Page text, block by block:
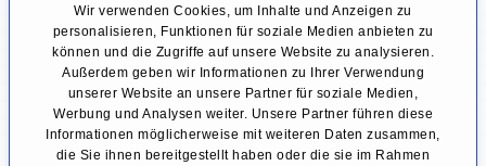
Wir verwenden Cookies, um Inhalte und Anzeigen zu
personalisieren, Funktionen für soziale Medien anbieten zu
können und die Zugriffe auf unsere Website zu analysieren.
Außerdem geben wir Informationen zu Ihrer Verwendung
unserer Website an unsere Partner für soziale Medien,
Werbung und Analysen weiter. Unsere Partner führen diese
Informationen möglicherweise mit weiteren Daten zusammen,
die Sie ihnen bereitgestellt haben oder die sie im Rahmen
untersuchen erfolgt zuerst ein ausführliches
Aufnahmegespräch, bei dem sexuelle
Gewohnheiten und mögliche psychologische
Faktoren erhoben werden. Außerdem werden
die Werte der Sexualhormone im Blut